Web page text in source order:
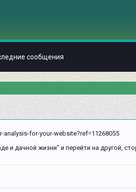
for-your-website?ref=11268055
и дачной жизни" и перейти на другой,
сообщения